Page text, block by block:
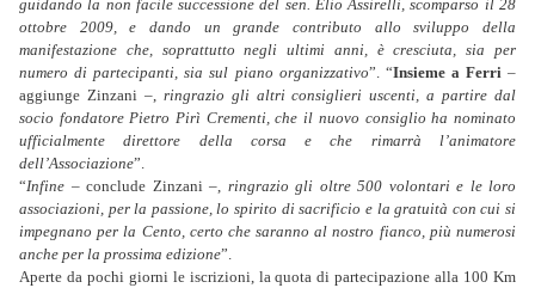
guidando la non facile successione del sen. Elio Assirelli, scomparso il 28
ottobre 2009, e dando un grande contributo allo sviluppo della
manifestazione che, soprattutto negli ultimi anni, è cresciuta, sia per
numero di partecipanti, sia sul piano organizzativo”. “Insieme a Ferri–
aggiunge Zinzani –, ringrazio gli altri consiglieri uscenti, a partire dal
socio fondatore Pietro Pirì Crementi, che il nuovo consiglio ha nominato
ufficialmente direttore della corsa e che rimarrà l’animatore
dell’Associazione”.
“Infine – conclude Zinzani –, ringrazio gli oltre 500 volontari e le loro
associazioni, per la passione, lo spirito di sacrificio e la gratuità con cui si
impegnano per la Cento, certo che saranno al nostro fianco, più numerosi
anche per la prossima edizione”.
Aperte da pochi giorni le iscrizioni, la quota di partecipazione alla 100 Km